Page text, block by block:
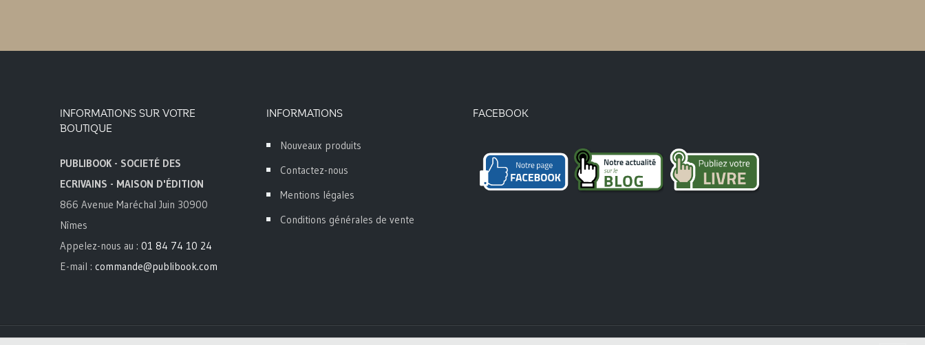
INFORMATIONS SUR VOTRE
BOUTIQUE
PUBLIBOOK - SOCIETÉ DES
ECRIVAINS - MAISON D'ÉDITION
866 Avenue Maréchal Juin 30900
Nîmes
Appelez-nous au : 01 84 74 10 24
E-mail : commande@publibook.com
INFORMATIONS
Nouveaux produits
Contactez-nous
Mentions légales
Conditions générales de vente
FACEBOOK